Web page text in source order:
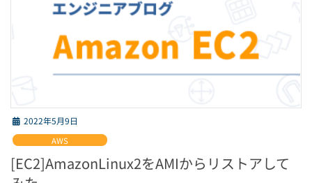
2022年5月9日
AWS
[EC2]AmazonLinux2をAMIからリストアして